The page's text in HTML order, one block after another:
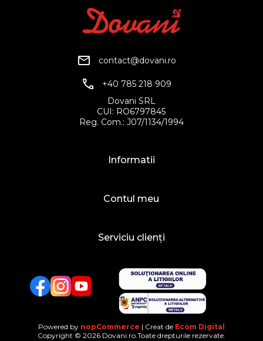
contact@dovani.ro
+40 785 218 909
Dovani SRL
CUI: RO6797845
Reg. Com.: J07/1134/1994
Informatii
Contul meu
Serviciu clienți
FacebookTwitterYouTube
Powered by nopCommerce | Creat de Ecom Digital
Copyright © 2026 Dovani.ro.Toate drepturile rezervate.